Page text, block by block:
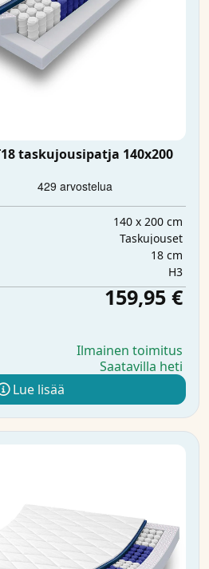
taskujousipatja 140x200
140 x 200 cm
Taskujouset
18 cm
H3
159,95 €
Ilmainen toimitus
Saatavilla heti
Lue lisää